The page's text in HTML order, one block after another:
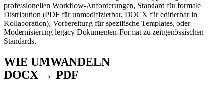
professionellen Workflow-Anforderungen, Standard für formale
Distribution (PDF für unmodifizierbar, DOCX für editierbar in
Kollaboration), Vorbereitung für spezifische Templates, oder
Modernisierung legacy Dokumenten-Format zu zeitgenössischen
Standards.
WIE UMWANDELN
DOCX → PDF